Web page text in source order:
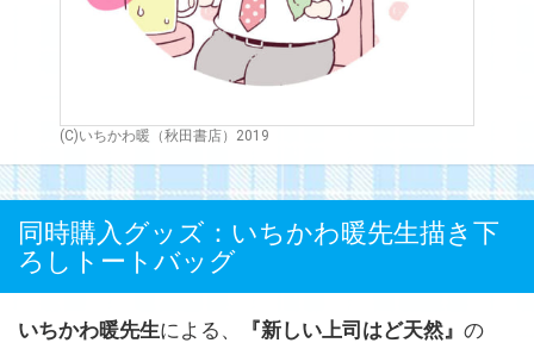
(C)いちかわ暖（秋田書店）2019
同時購入グッズ：いちかわ暖先生描き下
ろしトートバッグ
いちかわ暖先生による、 『新しい上司はど天然』 の